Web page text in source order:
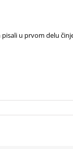
u prvom delu